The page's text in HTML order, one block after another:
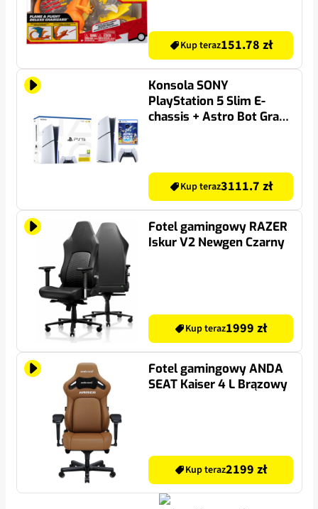
Kup teraz151.78 zł
Konsola SONY
PlayStation 5 Slim E-
chassis + Astro Bot Gra
Kup teraz3111.7 zł
Fotel gamingowy RAZER
Iskur V2 Newgen Czarny
Kup teraz1999 zł
Fotel gamingowy ANDA
SEAT Kaiser 4 L Brązowy
Kup teraz2199 zł